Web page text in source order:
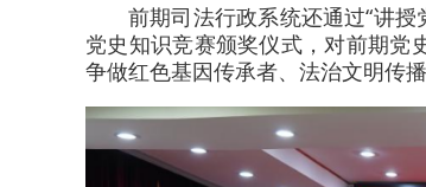
前期司法行政系统还通过“讲
党史知识竞赛颁奖仪式，对前期党
争做红色基因传承者、法治文明传